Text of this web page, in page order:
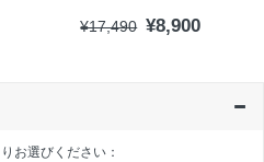
¥17,490 ¥8,900
お選びください：